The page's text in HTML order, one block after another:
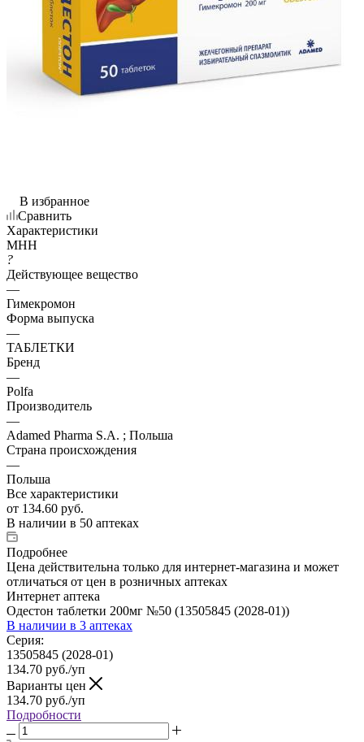
В избранное
Сравнить
Характеристики
МНН
?
Действующее вещество
—
Гимекромон
Форма выпуска
—
ТАБЛЕТКИ
Бренд
—
Polfa
Производитель
—
Adamed Pharma S.A. ; Польша
Страна происхождения
—
Польша
Все характеристики
от 134.60 руб.
В наличии в 50 аптеках
Подробнее
Цена действительна только для интернет-магазина и может
отличаться от цен в розничных аптеках
Интернет аптека
Одестон таблетки 200мг №50 (13505845 (2028-01))
В наличии в 3 аптеках
Серия:
13505845 (2028-01)
134.70 руб./уп
Варианты цен
134.70 руб./уп
Подробности